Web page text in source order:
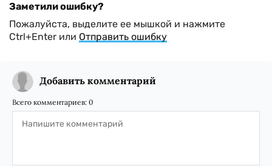
Заметили ошибку?
Пожалуйста, выделите ее мышкой и нажмите
Ctrl+Enter или Отправить ошибку
Добавить комментарий
Всего комментариев: 0